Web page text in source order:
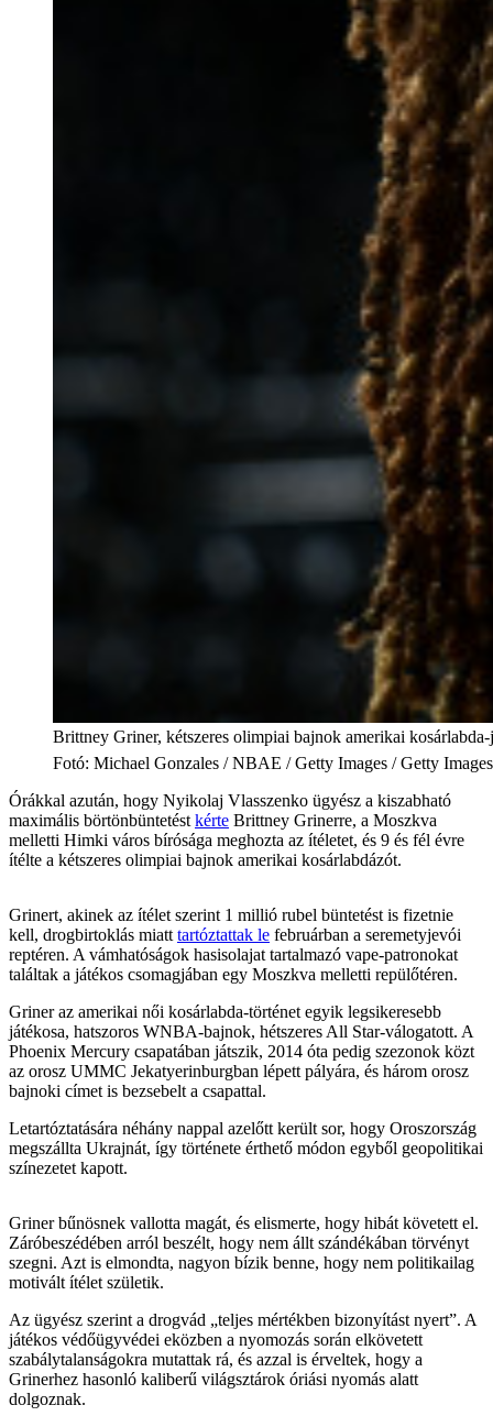
Brittney Griner, kétszeres olimpiai bajnok amerikai
Fotó: Michael Gonzales / NBAE / Getty Images / Getty
Órákkal azután, hogy Nyikolaj Vlasszenko ügyész a kiszabható
maximális börtönbüntetést kérte Brittney Grinerre, a Moszkva
melletti Himki város bírósága meghozta az ítéletet, és 9 és fél évre
ítélte a kétszeres olimpiai bajnok amerikai kosárlabdázót.
Grinert, akinek az ítélet szerint 1 millió rubel büntetést is fizetnie
kell, drogbirtoklás miatt tartóztattak le februárban a seremetyjevói
reptéren. A vámhatóságok hasisolajat tartalmazó vape-patronokat
találtak a játékos csomagjában egy Moszkva melletti repülőtéren.
Griner az amerikai női kosárlabda-történet egyik legsikeresebb
játékosa, hatszoros WNBA-bajnok, hétszeres All Star-válogatott. A
Phoenix Mercury csapatában játszik, 2014 óta pedig szezonok közt
az orosz UMMC Jekatyerinburgban lépett pályára, és három orosz
bajnoki címet is bezsebelt a csapattal.
Letartóztatására néhány nappal azelőtt került sor, hogy Oroszország
megszállta Ukrajnát, így története érthető módon egyből geopolitikai
színezetet kapott.
Griner bűnösnek vallotta magát, és elismerte, hogy hibát követett el.
Záróbeszédében arról beszélt, hogy nem állt szándékában törvényt
szegni. Azt is elmondta, nagyon bízik benne, hogy nem politikailag
motivált ítélet születik.
Az ügyész szerint a drogvád „teljes mértékben bizonyítást nyert”. A
játékos védőügyvédei eközben a nyomozás során elkövetett
szabálytalanságokra mutattak rá, és azzal is érveltek, hogy a
Grinerhez hasonló kaliberű világsztárok óriási nyomás alatt
dolgoznak.